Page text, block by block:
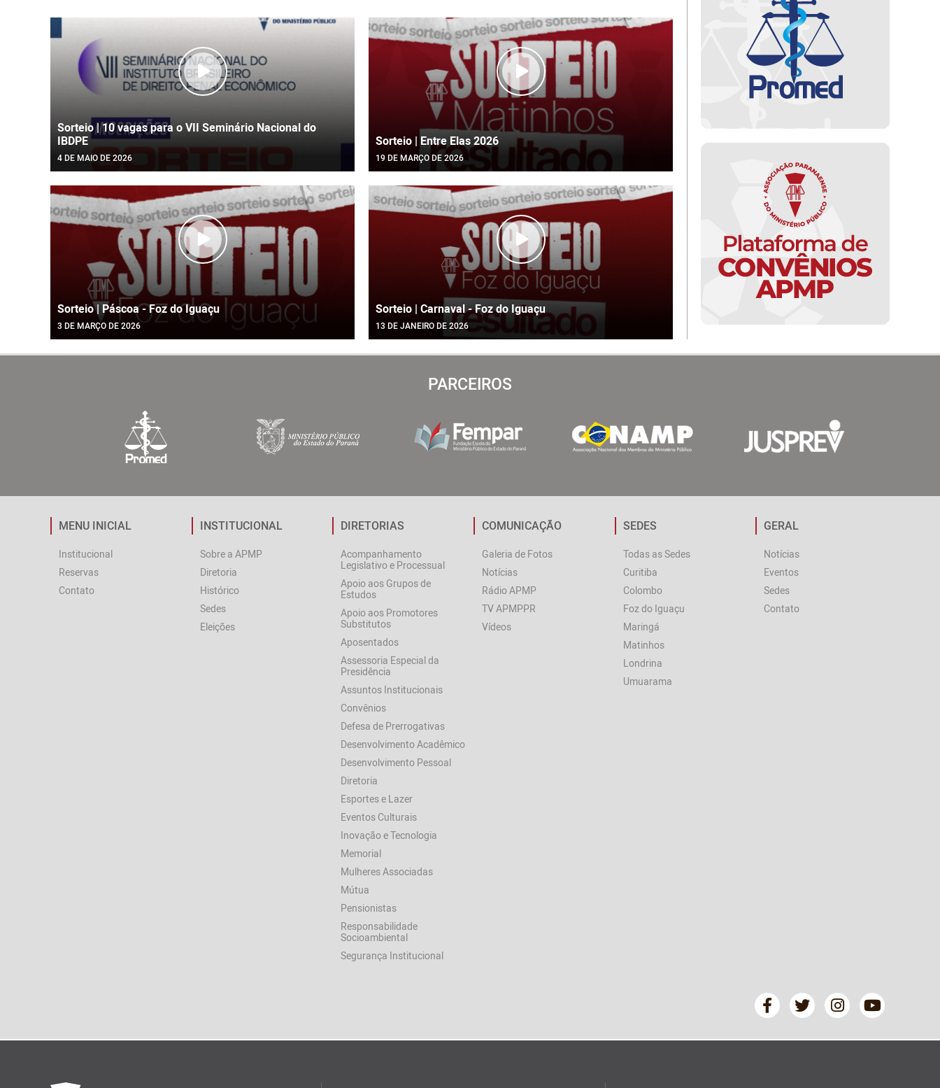
Sorteio | 10 vagas para o VII Seminário Nacional do
IBDPE
4 DE MAIO DE 2026
Sorteio | Entre Elas 2026
19 DE MARÇO DE 2026
Sorteio | Páscoa - Foz do Iguaçu
3 DE MARÇO DE 2026
Sorteio | Carnaval - Foz do Iguaçu
13 DE JANEIRO DE 2026
PARCEIROS
MENU INICIAL
Institucional
Reservas
Contato
INSTITUCIONAL
Sobre a APMP
Diretoria
Histórico
Sedes
Eleições
DIRETORIAS
Acompanhamento
Legislativo e Processual
Apoio aos Grupos de
Estudos
Apoio aos Promotores
Substitutos
Aposentados
Assessoria Especial da
Presidência
Assuntos Institucionais
Convênios
Defesa de Prerrogativas
Desenvolvimento Acadêmico
Desenvolvimento Pessoal
Diretoria
Esportes e Lazer
Eventos Culturais
Inovação e Tecnologia
Memorial
Mulheres Associadas
Mútua
Pensionistas
Responsabilidade
Socioambiental
Segurança Institucional
COMUNICAÇÃO
Galeria de Fotos
Notícias
Rádio APMP
TV APMPPR
Vídeos
SEDES
Todas as Sedes
Curitiba
Colombo
Foz do Iguaçu
Maringá
Matinhos
Londrina
Umuarama
GERAL
Notícias
Eventos
Sedes
Contato